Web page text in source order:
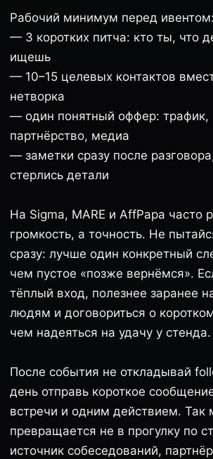
Рабочий минимум перед ивентом:
— 3 коротких питча: кто ты, что
ищешь
— 10–15 целевых контактов
нетворка
— один понятный оффер: трафик,
партнёрство, медиа
— заметки сразу после
стерлись детали
На Sigma, MARE и AffPapa часто
громкость, а точность. Не
сразу: лучше один конкретный
чем пустое «позже вернёмся».
тёплый вход, полезнее заранее
людям и договориться о
чем надеяться на удачу у стенда.
После события не откладывай
день отправь короткое
встречи и одним действием. Так
превращается не в прогулку по
источник собеседований,